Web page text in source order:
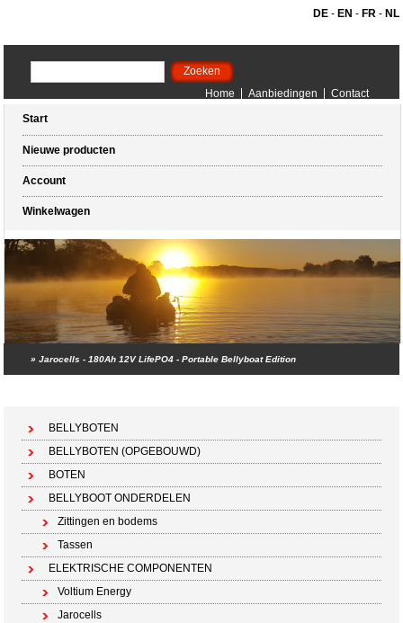
DE- EN - FR- NL
Home Aanbiedingen
Contact
Start
Nieuwe producten
Account
Winkelwagen
»Jarocells - 180Ah 12V LifePO4 - Portable Bellyboat Edition
BELLYBOTEN
BELLYBOTEN (OPGEBOUWD)
BOTEN
BELLYBOOT ONDERDELEN
Zittingen en bodems
Tassen
ELEKTRISCHE COMPONENTEN
Voltium Energy
Jarocells